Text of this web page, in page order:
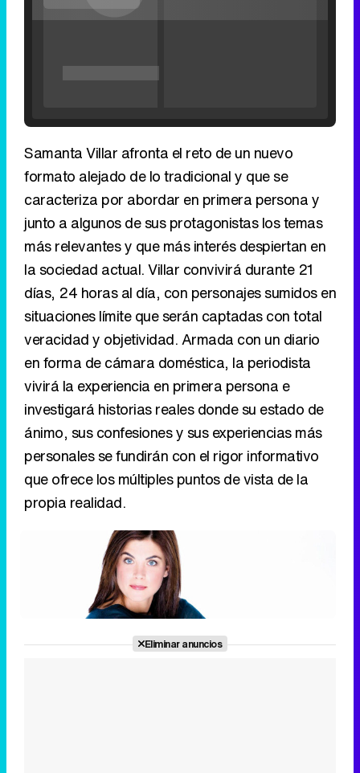
Tráiler en catalán de 'Ravalear', la nueva serie de HBO Max sobre los fondos buitre
formato alejado de lo tradicional y que se
la sociedad actual. Villar convivirá durante 21
días, 24 horas al día, con personajes sumidos en
situaciones límite que serán captadas con total
veracidad y objetividad. Armada con un diario
en forma de cámara doméstica, la periodista
vivirá la experiencia en primera persona e
investigará historias reales donde su estado de
ánimo, sus confesiones y sus experiencias más
personales se fundirán con el rigor informativo
que ofrece los múltiples puntos de vista de la
propia realidad.
Eliminar anuncios